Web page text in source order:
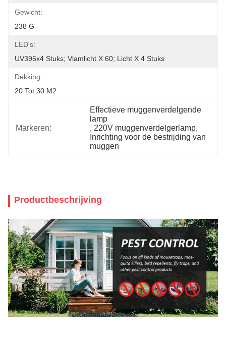
Gewicht:
238 G
LED's:
UV395x4 Stuks; Vlamlicht X 60; Licht X 4 Stuks
Dekking::
20 Tot 30 M2
Markeren:
Effectieve muggenverdelgende
lamp
, 220V muggenverdelgerlamp,
Inrichting voor de bestrijding van
muggen
Productbeschrijving